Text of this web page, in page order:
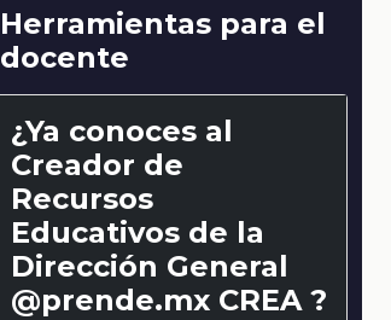
Herramientas para el
docente
¿Ya conoces al
Creador de
Recursos
Educativos de la
Dirección General
@prende.mx CREA ?